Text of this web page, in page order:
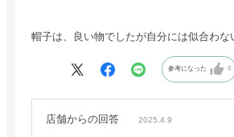
帽子は、良い物でしたが自分には似合わな
参考になった 0
店舗からの回答 2025.4.9